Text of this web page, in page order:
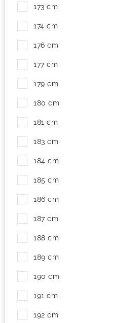
173 cm
174 cm
176 cm
177 cm
179 cm
180 cm
181 cm
183 cm
184 cm
185 cm
186 cm
187 cm
188 cm
189 cm
190 cm
191 cm
192 cm